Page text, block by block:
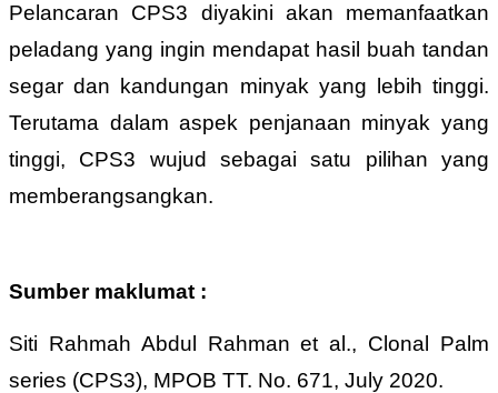
Pelancaran CPS3 diyakini akan memanfaatkan
peladang yang ingin mendapat hasil buah tandan
segar dan kandungan minyak yang lebih tinggi.
Terutama dalam aspek penjanaan minyak yang
tinggi, CPS3 wujud sebagai satu pilihan yang
memberangsangkan.
Sumber maklumat :
Siti Rahmah Abdul Rahman et al., Clonal Palm
series (CPS3), MPOB TT. No. 671, July 2020.